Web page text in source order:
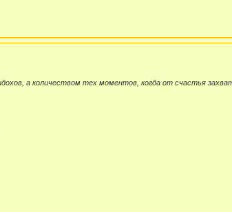
а количеством тех моментов, когда от счастья